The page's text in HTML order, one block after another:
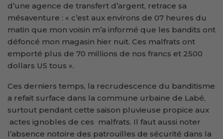
d’une agence de transfert d’argent, retrace sa
mésaventure : « c’est aux environs de 07 heures du
matin que mon voisin m’a informé que les bandits ont
défoncé mon magasin hier nuit. Ces malfrats ont
emporté plus de 70 millions de nos francs et 2500
dollars US tous ».
Ces derniers temps, la recrudescence du banditisme
a refait surface dans la commune urbaine de Labé,
surtout pendant cette saison pluvieuse propice aux
actes ignobles de ces malfrats. Il faut aussi noter
l’absence notoire des patrouilles de sécurité dans la